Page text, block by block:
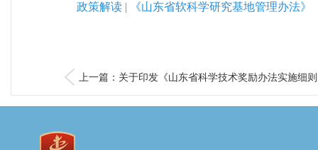
政策解读 | 《山东省软科学研究基地管理办法》
上一篇：关于印发《山东省科学技术奖励办法实施细